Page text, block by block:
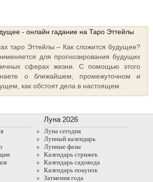
- онлайн гадание на Таро Эттейлы
таро Эттейлы – Как сложится будущее?
для прогнозирования будущих
сферах жизни. С помощью этого
о ближайшем, промежуточном и
как обстоят дела в настоящем.
Луна 2026
Луна сегодня
Лунный календарь
Лунные фазы
Календарь стрижек
Календарь садовода
Календарь покупок
Затмения года